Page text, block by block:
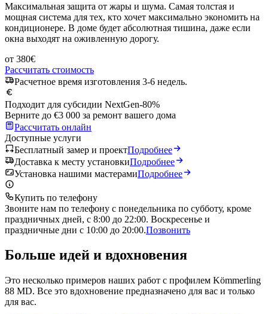
Максимальная защита от жары и шума. Самая толстая и
мощная система для тех, кто хочет максимально экономить на
кондиционере. В доме будет абсолютная тишина, даже если
окна выходят на оживленную дорогу.
от 380€
Рассчитать стоимость
Расчетное время изготовления 3-6 недель.
Подходит для субсидии NextGen-80%
Верните до €3 000 за ремонт вашего дома
Рассчитать онлайн
Доступные услуги
Бесплатный замер и проектПодробнее
Доставка к месту установкиПодробнее
Установка нашими мастерамиПодробнее
Купить по телефону
Звоните нам по телефону с понедельника по субботу, кроме
праздничных дней, с 8:00 до 22:00. Воскресенье и
праздничные дни с 10:00 до 20:00.Позвонить
Больше идей и вдохновения
Это несколько примеров наших работ с профилем Kömmerling
88 MD. Все это вдохновение предназначено для вас и только
для вас.